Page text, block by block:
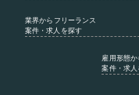
業界からフリーランス
案件・求人を探す
雇用形態か
案件・求人